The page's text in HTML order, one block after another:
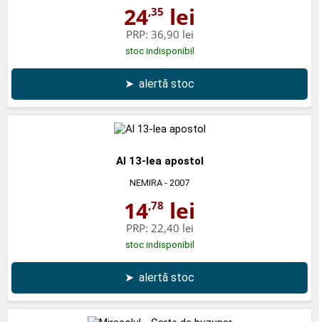
24,35 lei
PRP: 36,90 lei
stoc indisponibil
➤ alertă stoc
Al 13-lea apostol
NEMIRA - 2007
14,78 lei
PRP: 22,40 lei
stoc indisponibil
➤ alertă stoc